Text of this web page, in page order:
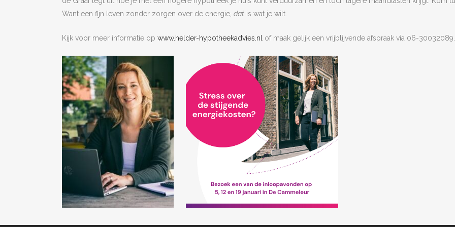
Want een fijn leven zonder zorgen over de energie, dat is wat je wilt.
Kijk voor meer informatie op www.helder-hypotheekadvies.nl of maak gelijk een vrijblijvende afspraak via 06-30032089.